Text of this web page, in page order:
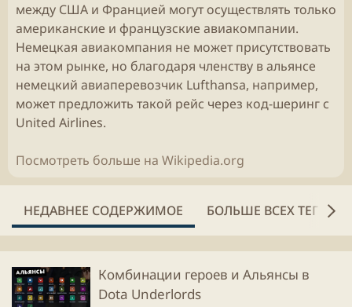
между США и Францией могут осуществлять только
американские и французские авиакомпании.
Немецкая авиакомпания не может присутствовать
на этом рынке, но благодаря членству в альянсе
немецкий авиаперевозчик Lufthansa, например,
может предложить такой рейс через код-шеринг с
United Airlines.
Посмотреть больше на Wikipedia.org
НЕДАВНЕЕ СОДЕРЖИМОЕ БОЛЬШЕ ВСЕХ ТЕГОВ
Комбинации героев и Альянсы в
Dota Underlords